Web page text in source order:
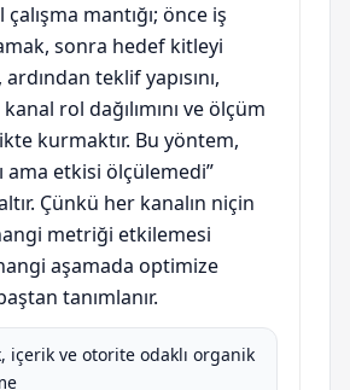
mantığı; önce iş
sonra hedef kitleyi
teklif yapısını,
rol dağılımını ve ölçüm
kurmaktır. Bu yöntem,
ama etkisi ölçülemedi”
Çünkü her kanalın niçin
metriği etkilemesi
aşamada optimize
tanımlanır.
içerik ve otorite odaklı organik